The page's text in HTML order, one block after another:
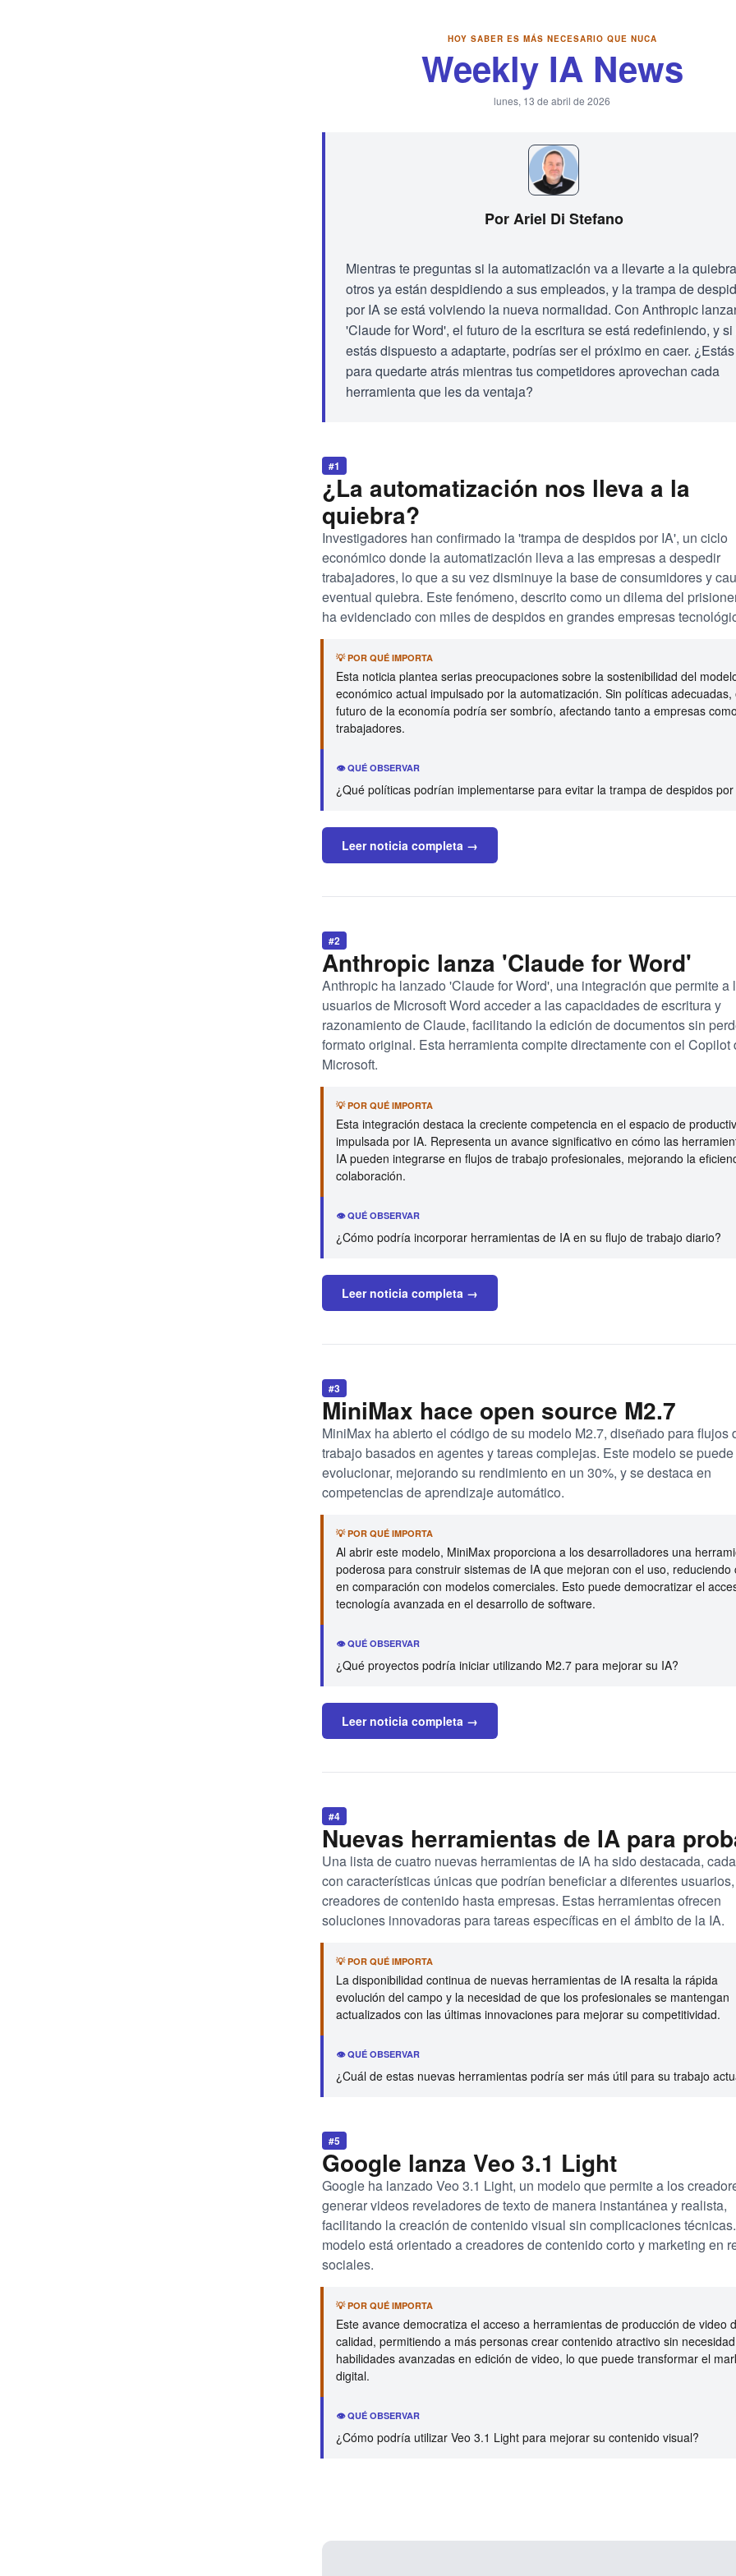
HOY SABER ES MÁS NECESARIO QUE NUCA
Weekly IA News
lunes, 13 de abril de 2026
Por Ariel Di Stefano
Mientras te preguntas si la automatización va a llevarte a la
otros ya están despidiendo a sus empleados, y la trampa de
por IA se está volviendo la nueva normalidad. Con Anthropic
'Claude for Word', el futuro de la escritura se está redefiniendo, y si
estás dispuesto a adaptarte, podrías ser el próximo en caer.
para quedarte atrás mientras tus competidores aprovechan cada
herramienta que les da ventaja?
#1
¿La automatización nos lleva a la
quiebra?
Investigadores han confirmado la 'trampa de despidos por IA', un ciclo
económico donde la automatización lleva a las empresas a despedir
trabajadores, lo que a su vez disminuye la base de consumidores y
eventual quiebra. Este fenómeno, descrito como un dilema del
ha evidenciado con miles de despidos en grandes empresas
💡 POR QUÉ IMPORTA
Esta noticia plantea serias preocupaciones sobre la sostenibilidad del
económico actual impulsado por la automatización. Sin políticas adecuadas,
futuro de la economía podría ser sombrío, afectando tanto a empresas
trabajadores.
👁️ QUÉ OBSERVAR
¿Qué políticas podrían implementarse para evitar la trampa de despidos por
Leer noticia completa →
#2
Anthropic lanza 'Claude for Word'
Anthropic ha lanzado 'Claude for Word', una integración que permite a
usuarios de Microsoft Word acceder a las capacidades de escritura y
razonamiento de Claude, facilitando la edición de documentos sin
formato original. Esta herramienta compite directamente con el Copilot
Microsoft.
💡 POR QUÉ IMPORTA
Esta integración destaca la creciente competencia en el espacio de
impulsada por IA. Representa un avance significativo en cómo las
IA pueden integrarse en flujos de trabajo profesionales, mejorando la
colaboración.
👁️ QUÉ OBSERVAR
¿Cómo podría incorporar herramientas de IA en su flujo de trabajo diario?
Leer noticia completa →
#3
MiniMax hace open source M2.7
MiniMax ha abierto el código de su modelo M2.7, diseñado para flujos
trabajo basados en agentes y tareas complejas. Este modelo se
evolucionar, mejorando su rendimiento en un 30%, y se destaca en
competencias de aprendizaje automático.
💡 POR QUÉ IMPORTA
Al abrir este modelo, MiniMax proporciona a los desarrolladores una
poderosa para construir sistemas de IA que mejoran con el uso, reduciendo
en comparación con modelos comerciales. Esto puede democratizar el
tecnología avanzada en el desarrollo de software.
👁️ QUÉ OBSERVAR
¿Qué proyectos podría iniciar utilizando M2.7 para mejorar su IA?
Leer noticia completa →
#4
Nuevas herramientas de IA para
Una lista de cuatro nuevas herramientas de IA ha sido destacada,
con características únicas que podrían beneficiar a diferentes
creadores de contenido hasta empresas. Estas herramientas ofrecen
soluciones innovadoras para tareas específicas en el ámbito de la IA.
💡 POR QUÉ IMPORTA
La disponibilidad continua de nuevas herramientas de IA resalta la rápida
evolución del campo y la necesidad de que los profesionales se mantengan
actualizados con las últimas innovaciones para mejorar su competitividad.
👁️ QUÉ OBSERVAR
¿Cuál de estas nuevas herramientas podría ser más útil para su trabajo
#5
Google lanza Veo 3.1 Light
Google ha lanzado Veo 3.1 Light, un modelo que permite a los
generar videos reveladores de texto de manera instantánea y realista,
facilitando la creación de contenido visual sin complicaciones
modelo está orientado a creadores de contenido corto y marketing en
sociales.
💡 POR QUÉ IMPORTA
Este avance democratiza el acceso a herramientas de producción de video
calidad, permitiendo a más personas crear contenido atractivo sin
habilidades avanzadas en edición de video, lo que puede transformar el
digital.
👁️ QUÉ OBSERVAR
¿Cómo podría utilizar Veo 3.1 Light para mejorar su contenido visual?